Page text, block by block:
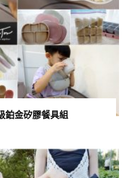
鉑金矽膠餐具組